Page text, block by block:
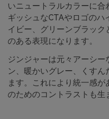
いニュートラルカラーに
ギッシュなCTAやロゴのハ
イビー、グリーンブラッ
のある表現になります。
ジンジャーは元々アーシ
ン、暖かいグレー、くす
ます。これにより統一感
のためのコントラストも生